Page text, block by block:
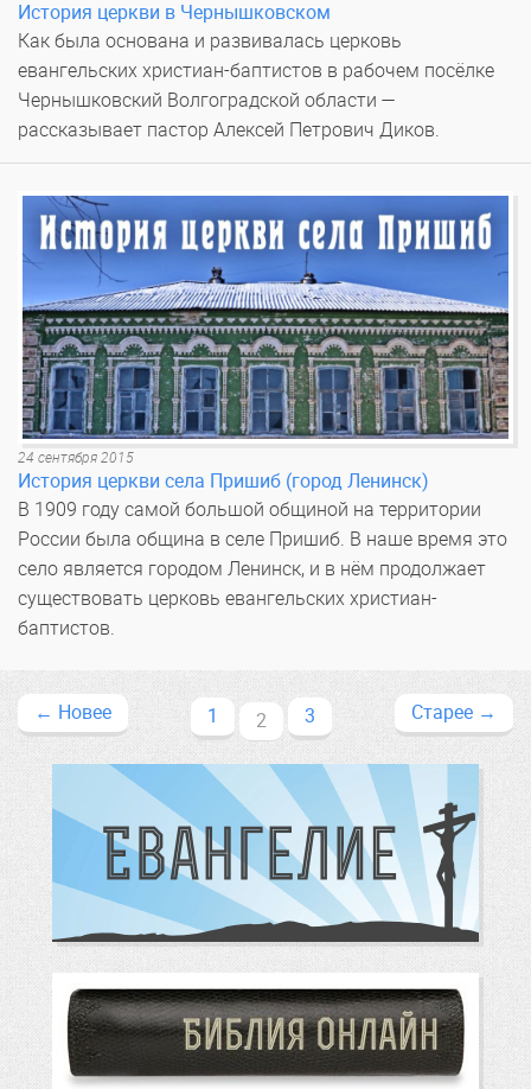
История церкви в Чернышковском
Как была основана и развивалась церковь
евангельских христиан-баптистов в рабочем посёлке
Чернышковский Волгоградской области —
рассказывает пастор Алексей Петрович Диков.
24 сентября 2015
История церкви села Пришиб (город Ленинск)
В 1909 году самой большой общиной на территории
России была община в селе Пришиб. В наше время это
село является городом Ленинск, и в нём продолжает
существовать церковь евангельских христиан-
баптистов.
← Новее 1 2 3 Старее →